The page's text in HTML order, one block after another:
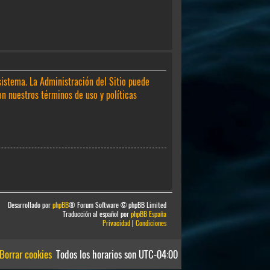
La Administración del Sitio puede
nuestros términos de uso y políticas
Desarrollado porphpBB® Forum Software © phpBB Limited
Traducción al español porphpBB España
Privacidad| Condiciones
Todos los horarios son UTC-04:00
Borrar cookies